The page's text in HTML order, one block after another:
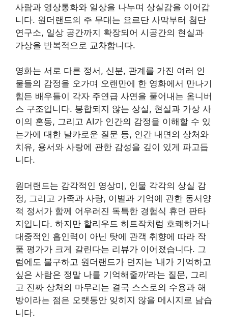
사람과 영상통화와 일상을 나누며 상실감을 이어갑
니다. 원더랜드의 주 무대는 요르단 사막부터 첨단
연구소, 일상 공간까지 확장되어 시공간의 현실과
가상을 반복적으로 교차합니다.
영화는 서로 다른 정서, 신분, 관계를 가진 여러 인
물들의 감정을 오가며 오랜만에 한 영화에서 만나기
힘든 배우들이 각자 주연급 사연을 풀어내는 옴니버
스 구조입니다. 봉합되지 않는 상실, 현실과 가상 사
이의 혼동, 그리고 AI가 인간의 감정을 이해할 수 있
는가에 대한 날카로운 질문 등, 인간 내면의 상처와
치유, 용서와 사랑에 관한 감성을 깊이 있게 파고듭
니다.
원더랜드는 감각적인 영상미, 인물 각각의 상실 감
정, 그리고 가족과 사랑, 이별과 기억에 관한 동서양
적 정서가 함께 어우러진 독특한 경험식 휴먼 판타
지입니다. 하지만 할리우드 히트작처럼 호쾌하거나
대중적인 흡인력이 아닌 탓에 관객 취향에 따라 작
품 평가가 크게 갈린다는 리뷰가 이어졌습니다. 그
럼에도 불구하고 원더랜드가 던지는 ‘내가 기억하고
싶은 사람은 정말 나를 기억해줄까’라는 질문, 그리
고 진짜 상처의 마무리는 결국 스스로의 수용과 해
방이라는 점은 오랫동안 잊히지 않을 메시지로 남습
니다.